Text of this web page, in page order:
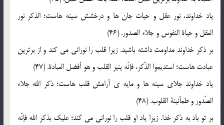
ياد خداوند، نور عقل و حيات جان ها و درخشش سينه هاست؛ الذکر نور
العقل و حياة النفوس و جلاء الصدور. (46)
بر ذکر خداوند مداومت داشته باشيد. زيرا قلب را نوراني مي کند و از برترين
عبادت هاست؛ استديموا الذّکر، فإنّه ينير القلب و هو أفضل العبادة. (47)
ياد خداوند جلاي سينه ها و مايه ي آرامش قلب هاست؛ ذکر الله جلاء
الصّدور و طمأنينة القلوب. (48)
بر تو باد به ذکر خدا. زيرا ياد او قلب را نوراني مي کند؛ عليک بذکر الله فإنّه